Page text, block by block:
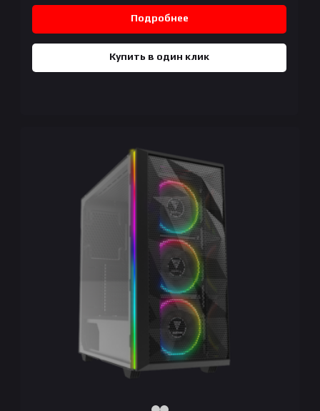
Подробнее
Купить в один клик